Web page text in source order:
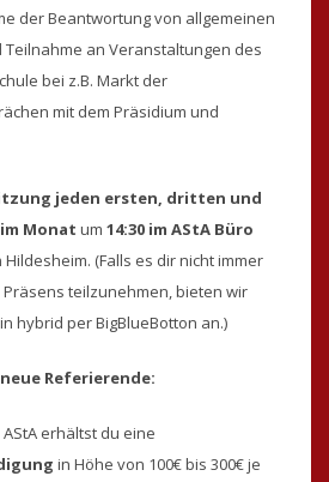
der Beantwortung von allgemeinen
an Veranstaltungen des
bei z.B. Markt der
mit dem Präsidium und
jeden ersten, dritten und
Monat um 14:30 im AStA Büro
Hildesheim. (Falls es dir nicht immer
teilzunehmen, bieten wir
hybrid per BigBlueBotton an.)
Referierende:
erhältst du eine
in Höhe von 100€ bis 300€ je